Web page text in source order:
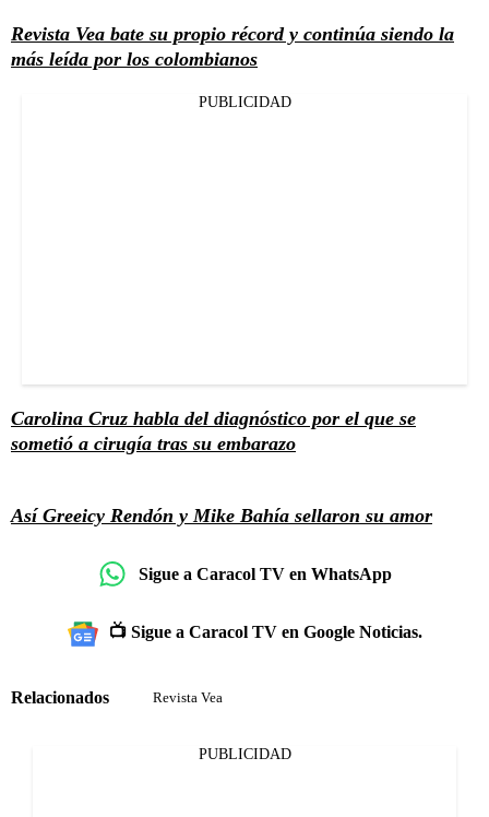
Revista Vea bate su propio récord y continúa siendo la
más leída por los colombianos
PUBLICIDAD
Carolina Cruz habla del diagnóstico por el que se
sometió a cirugía tras su embarazo
Así Greeicy Rendón y Mike Bahía sellaron su amor
Sigue a Caracol TV en WhatsApp
📺 Sigue a Caracol TV en Google Noticias.
Relacionados Revista Vea
PUBLICIDAD